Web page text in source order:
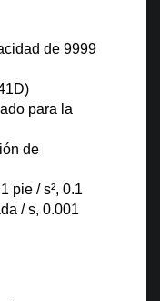
de 9999
para la
de
pie / s², 0.1
/ s, 0.001